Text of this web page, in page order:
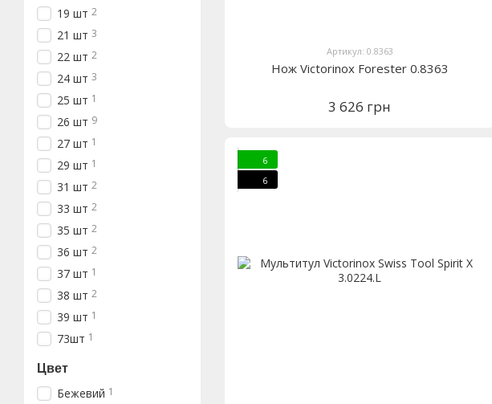
Артикул: 0.8363
Нож Victorinox Forester 0.8363
3 626 грн
6
6
19 шт 2
21 шт 3
22 шт 2
24 шт 3
25 шт 1
26 шт 9
27 шт 1
29 шт 1
31 шт 2
33 шт 2
35 шт 2
36 шт 2
37 шт 1
38 шт 2
39 шт 1
73шт 1
Цвет
Бежевий 1